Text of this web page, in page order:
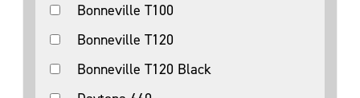
Bonneville T100
Bonneville T120
Bonneville T120 Black